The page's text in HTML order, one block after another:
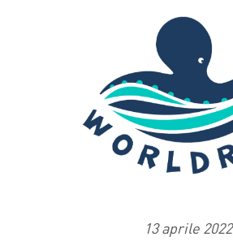
FACEBOOK
TWITTER
WHATSAPP
MAIL
13 aprile 2022